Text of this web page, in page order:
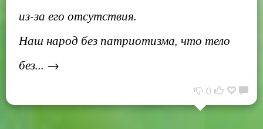
из-за его отсутствия.
Наш народ без патриотизма, что тело
без... →
0